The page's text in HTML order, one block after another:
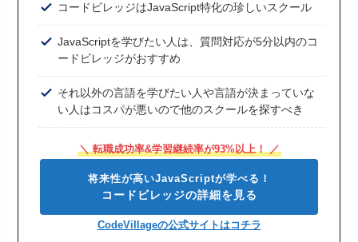
コードビレッジはJavaScript特化の珍しいスクール
JavaScriptを学びたい人は、質問対応が5分以内のコ
ードビレッジがおすすめ
それ以外の言語を学びたい人や言語が決まっていな
い人はコスパが悪いので他のスクールを探すべき
＼ 転職成功率&学習継続率が93%以上！ ／
将来性が高いJavaScriptが学べる！
コードビレッジの詳細を見る
CodeVillageの公式サイトはコチラ